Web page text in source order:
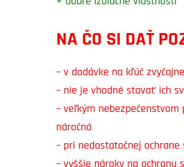
NA ČO SI DAŤ
– v dodávke na kľúč
– nie je vhodné stavať ich
– veľkým
náročná
– pri nedostatočnej ochrane
– vyššie nároky na ochranu